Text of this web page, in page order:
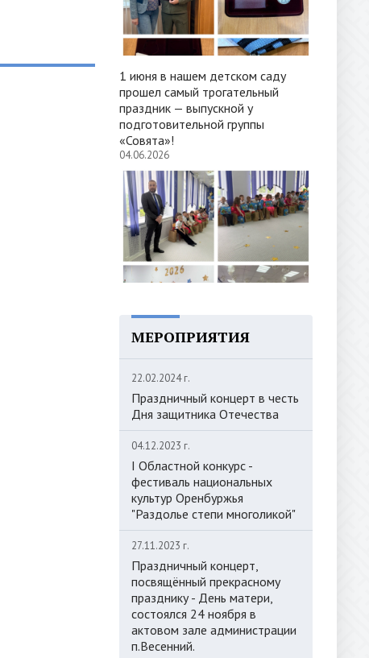
1 июня в нашем детском саду
прошел самый трогательный
праздник — выпускной у
подготовительной группы
«Совята»!
04.06.2026
МЕРОПРИЯТИЯ
22.02.2024 г.
Праздничный концерт в честь
Дня защитника Отечества
04.12.2023 г.
I Областной конкурс -
фестиваль национальных
культур Оренбуржья
"Раздолье степи многоликой"
27.11.2023 г.
Праздничный концерт,
посвящённый прекрасному
празднику - День матери,
состоялся 24 ноября в
актовом зале администрации
п.Весенний.